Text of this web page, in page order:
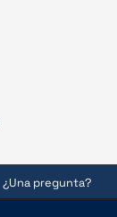
¿Una pregunta?